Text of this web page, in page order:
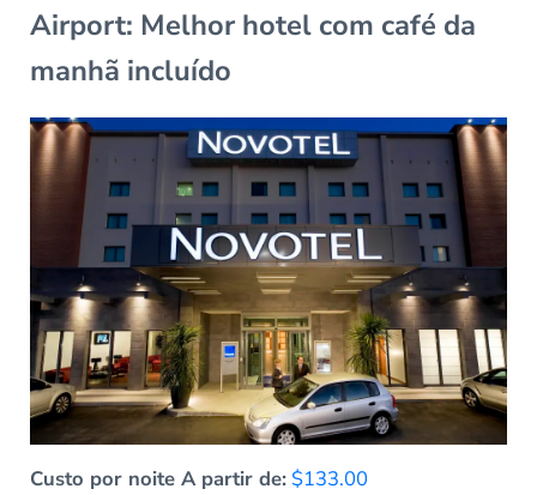
Airport: Melhor hotel com café da
manhã incluído
Custo por noite A partir de: $133.00